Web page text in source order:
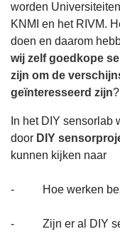
worden
KNMI en het RIVM.
doen en daarom
wij zelf goedkope
zijn om de
geïnteresseerd zijn?
In het DIY
door DIY
kunnen kijken naar
- Hoe werken
- Zijn er al DIY